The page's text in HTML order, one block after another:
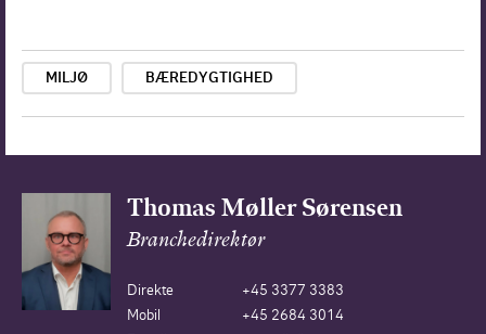
MILJØ BÆREDYGTIGHED
Thomas Møller Sørensen
Branchedirektør
Direkte
+45 3377 3383
Mobil
+45 2684 3014